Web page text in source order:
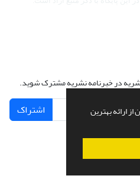
ارائه بهترین
در خبرنامه نشریه مشترک شوید.
اشتراک
پیاده سازی ازسیناوب